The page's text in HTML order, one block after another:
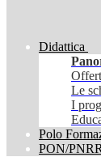
Didattica
Le
I
Polo
PON/